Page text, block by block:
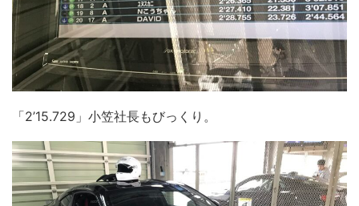
「2’15.729」小笠社長もびっくり。